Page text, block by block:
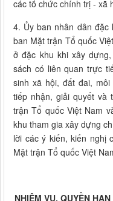
các tổ chức chính trị - xã
4. Ủy ban nhân dân đặc
ban Mặt trận Tổ quốc
ở đặc khu khi xây
sách có liên quan trực
sinh xã hội, đất đai,
tiếp nhận, giải quyết và
trận Tổ quốc Việt Nam
khu tham gia xây dựng
lời các ý kiến, kiến nghị
Mặt trận Tổ quốc Việt
NHIỆM VỤ, QUYỀN